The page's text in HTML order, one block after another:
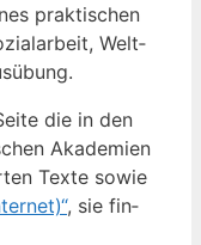
prak­ti­schen
Welt­
die in den
Aka­de­mien
Tex­te sowie
, sie fin­